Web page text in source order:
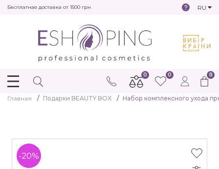
Бесплатная доставка от 1500 грн RU
0
0 0
Главная Подарки BEAUTY BOX Набор комплексного ухода
-20%